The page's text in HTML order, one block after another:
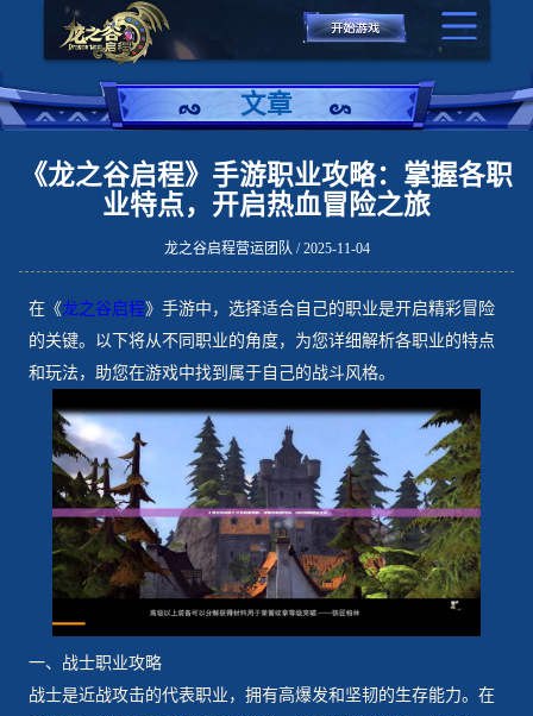
文章
《龙之谷启程》手游职业攻略：掌握各职
业特点，开启热血冒险之旅
龙之谷启程营运团队 / 2025-11-04
在《龙之谷启程》手游中，选择适合自己的职业是开启精彩冒险
的关键。以下将从不同职业的角度，为您详细解析各职业的特点
和玩法，助您在游戏中找到属于自己的战斗风格。
一、战士职业攻略
战士是近战攻击的代表职业，拥有高爆发和坚韧的生存能力。在